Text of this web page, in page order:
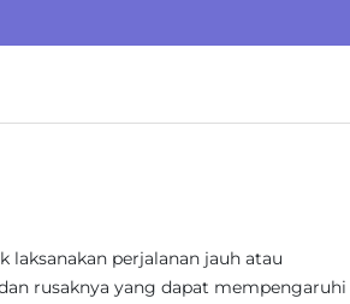
perjalanan jauh atau
rusaknya yang dapat mempengaruhi